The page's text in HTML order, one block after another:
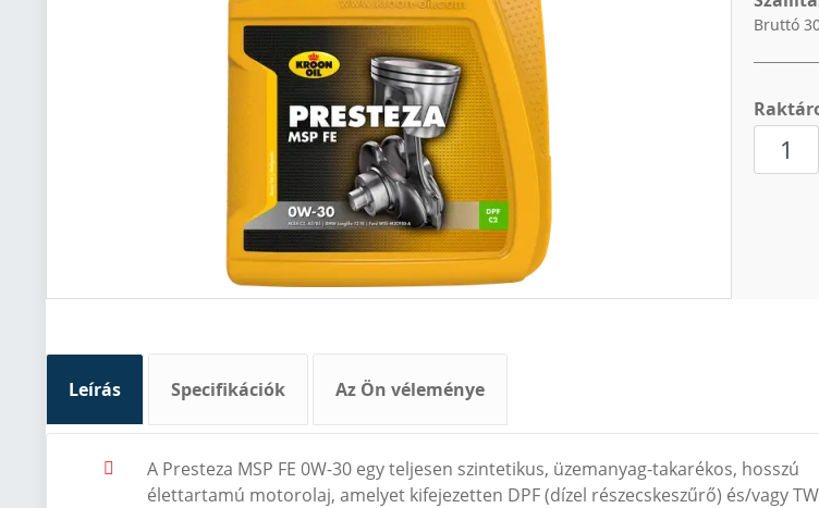
Bruttó
Leírás Specifikációk Az Ön véleménye
A Presteza MSP FE 0W-30 egy teljesen szintetikus, üzemanyag-takarékos, hosszú
élettartamú motorolaj, amelyet kifejezetten DPF (dízel részecskeszűrő) és/vagy